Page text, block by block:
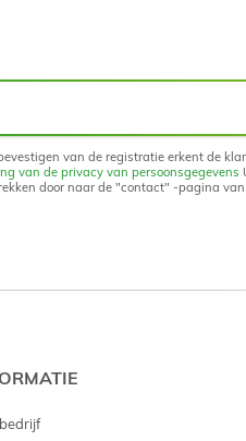
van de registratie erkent de
van de privacy van persoonsgegevens
door naar de "contact" -pagina